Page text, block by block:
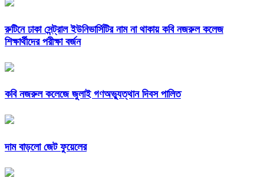
রুটিনে ঢাকা সেন্ট্রাল ইউনিভার্সিটির নাম না থাকায় কবি নজরুল কলেজ
শিক্ষার্থীদের পরীক্ষা বর্জন
কবি নজরুল কলেজে জুলাই গণঅভ্যুত্থান দিবস পালিত
দাম বাড়লো জেট ফুয়েলের